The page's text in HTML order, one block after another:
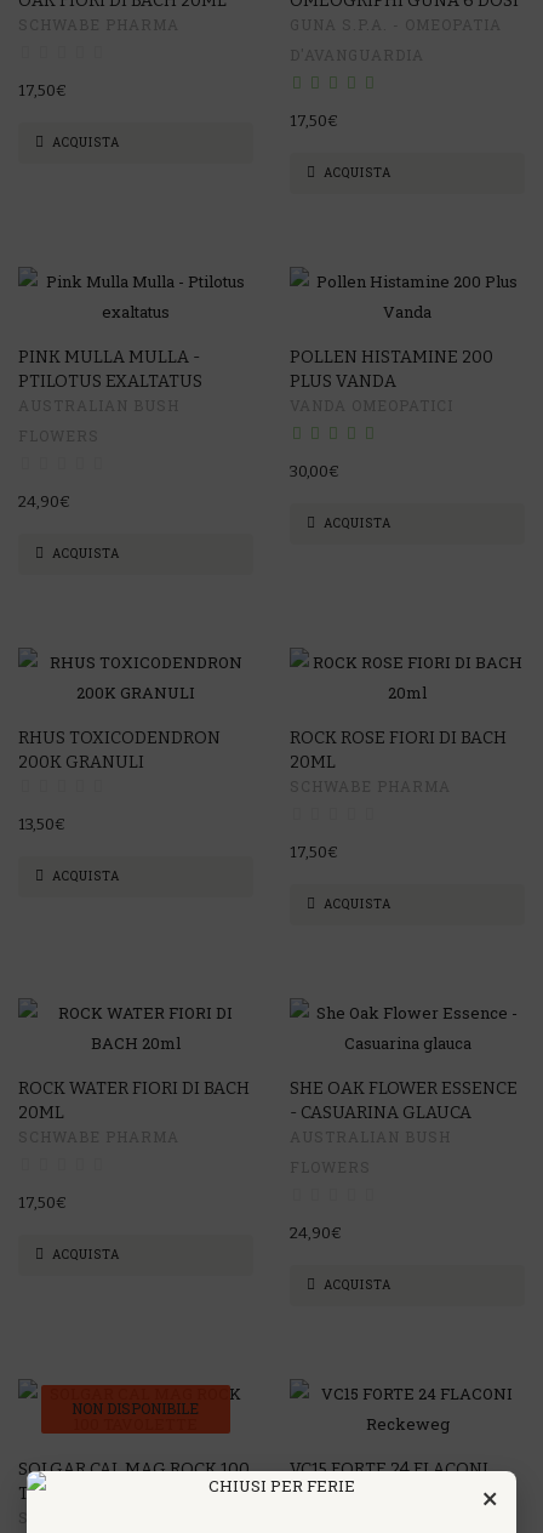
17,50€
ACQUISTA
17,50€
ACQUISTA
PINK MULLA MULLA -
PTILOTUS EXALTATUS
24,90€
ACQUISTA
POLLEN HISTAMINE 200
PLUS VANDA
30,00€
ACQUISTA
RHUS TOXICODENDRON
200K GRANULI
13,50€
ACQUISTA
ROCK ROSE FIORI DI BACH
20ML
17,50€
ACQUISTA
ROCK WATER FIORI DI BACH
20ML
17,50€
ACQUISTA
SHE OAK FLOWER ESSENCE
- CASUARINA GLAUCA
24,90€
ACQUISTA
NON DISPONIBILE
SOLGAR CAL MAG ROCK 100
TAVOLETTE
VC15 FORTE 24 FLACONI
RECKEWEG
×